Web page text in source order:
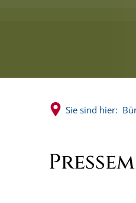
Sie sind hier: